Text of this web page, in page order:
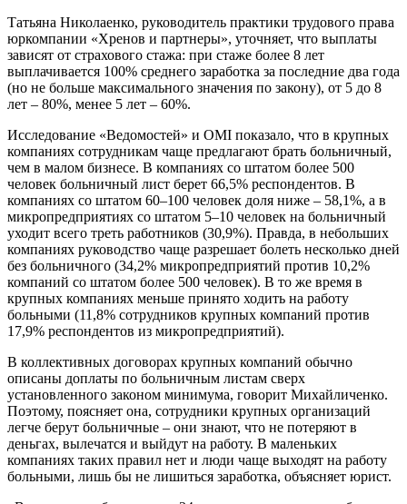
Татьяна Николаенко, руководитель практики трудового права
юркомпании «Хренов и партнеры», уточняет, что выплаты
зависят от страхового стажа: при стаже более 8 лет
выплачивается 100% среднего заработка за последние два года
(но не больше максимального значения по закону), от 5 до 8
лет – 80%, менее 5 лет – 60%.
Исследование «Ведомостей» и OMI показало, что в крупных
компаниях сотрудникам чаще предлагают брать больничный,
чем в малом бизнесе. В компаниях со штатом более 500
человек больничный лист берет 66,5% респондентов. В
компаниях со штатом 60–100 человек доля ниже – 58,1%, а в
микропредприятиях со штатом 5–10 человек на больничный
уходит всего треть работников (30,9%). Правда, в небольших
компаниях руководство чаще разрешает болеть несколько дней
без больничного (34,2% микропредприятий против 10,2%
компаний со штатом более 500 человек). В то же время в
крупных компаниях меньше принято ходить на работу
больными (11,8% сотрудников крупных компаний против
17,9% респондентов из микропредприятий).
В коллективных договорах крупных компаний обычно
описаны доплаты по больничным листам сверх
установленного законом минимума, говорит Михайличенко.
Поэтому, поясняет она, сотрудники крупных организаций
легче берут больничные – они знают, что не потеряют в
деньгах, вылечатся и выйдут на работу. В маленьких
компаниях таких правил нет и люди чаще выходят на работу
больными, лишь бы не лишиться заработка, объясняет юрист.